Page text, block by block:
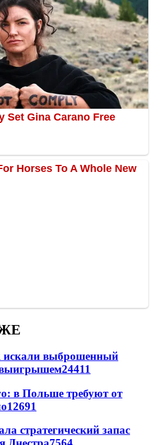
искали выброшенный
выигрышем24411
в Польше требуют от
12691
стратегический запас